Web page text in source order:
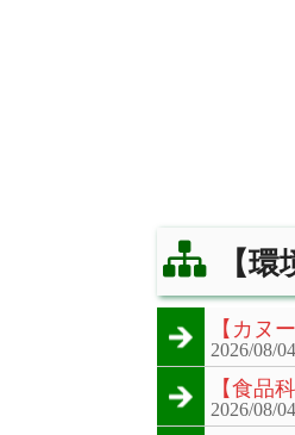
【
【カヌ
2026/08/04
【食品
2026/08/04